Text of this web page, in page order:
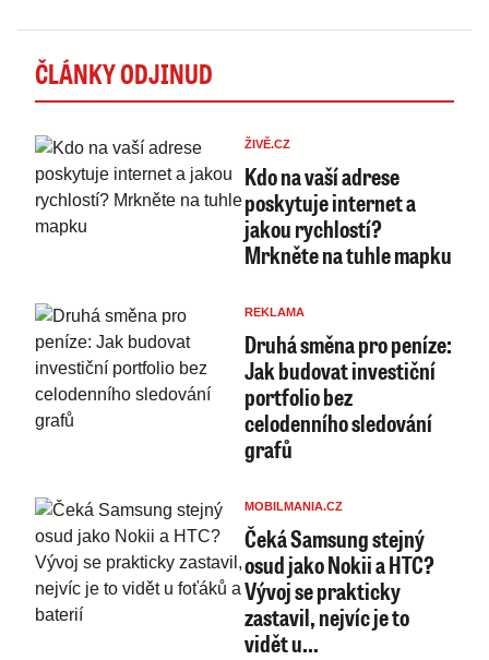
ČLÁNKY ODJINUD
ŽIVĚ.CZ
Kdo na vaší adrese
poskytuje internet a
jakou rychlostí?
Mrkněte na tuhle mapku
REKLAMA
Druhá směna pro peníze:
Jak budovat investiční
portfolio bez
celodenního sledování
grafů
MOBILMANIA.CZ
Čeká Samsung stejný
osud jako Nokii a HTC?
Vývoj se prakticky
zastavil, nejvíc je to
vidět u…